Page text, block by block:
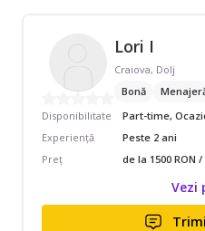
Lori I
Craiova, Dolj
Bonă
Disponibilitate
Part-time,
Experiență
Peste 2 ani
Preț
de la 1500 RON
Vezi